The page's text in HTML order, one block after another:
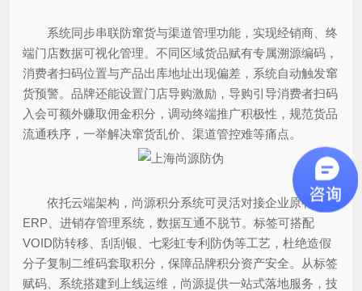
系统同步串联防窜货与渠道管理功能，实现经销商、终
端门店数据可视化管理。不同区域货品赋有专属溯源编码，
消费者扫码位置与产品出库地址出现偏差，系统自动触发窜
货预警。品牌还能设置门店导购激励，导购引导消费者扫码
入会可额外赚取佣金积分，调动终端推广积极性，规范货品
流通秩序，一举解决窜货乱价、渠道管控难等痛点。
依托云端架构，尚源积分系统可灵活对接企业原有
ERP、进销存管理系统，数据互通不脱节。标签可搭配
VOID防转移、刮刮银、七彩虹专利防伪等工艺，杜绝造假
分子复制二维码套取积分，保障品牌积分资产安全。从标签
赋码、系统搭建到上线运维，尚源提供一站式落地服务，技